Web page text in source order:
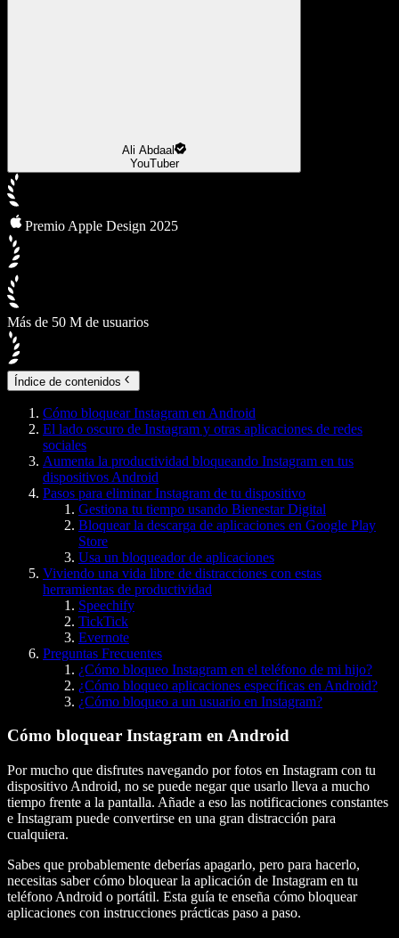
Ali Abdaal
YouTuber
Premio Apple Design 2025
Más de 50 M de usuarios
Índice de contenidos
Cómo bloquear Instagram en Android
El lado oscuro de Instagram y otras aplicaciones de redes
sociales
Aumenta la productividad bloqueando Instagram en tus
dispositivos Android
Pasos para eliminar Instagram de tu dispositivo
Gestiona tu tiempo usando Bienestar Digital
Bloquear la descarga de aplicaciones en Google Play
Store
Usa un bloqueador de aplicaciones
Viviendo una vida libre de distracciones con estas
herramientas de productividad
Speechify
TickTick
Evernote
Preguntas Frecuentes
¿Cómo bloqueo Instagram en el teléfono de mi hijo?
¿Cómo bloqueo aplicaciones específicas en Android?
¿Cómo bloqueo a un usuario en Instagram?
Cómo bloquear Instagram en Android
Por mucho que disfrutes navegando por fotos en Instagram con tu
dispositivo Android, no se puede negar que usarlo lleva a mucho
tiempo frente a la pantalla. Añade a eso las notificaciones constantes
e Instagram puede convertirse en una gran distracción para
cualquiera.
Sabes que probablemente deberías apagarlo, pero para hacerlo,
necesitas saber cómo bloquear la aplicación de Instagram en tu
teléfono Android o portátil. Esta guía te enseña cómo bloquear
aplicaciones con instrucciones prácticas paso a paso.